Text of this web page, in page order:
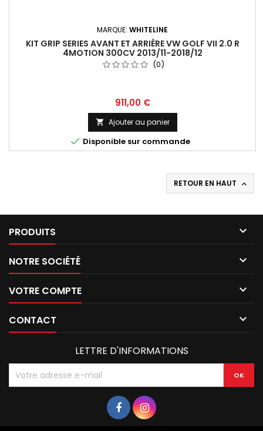
MARQUE: WHITELINE
KIT GRIP SERIES AVANT ET ARRIÈRE VW GOLF VII 2.0 R
4MOTION 300CV 2013/11-2018/12
(0)
Prix
911,00 €
 Ajouter au panier
 Disponible sur commande
RETOUR EN HAUT 
PRODUITS 
NOTRE SOCIÉTÉ 
VOTRE COMPTE 
CONTACT 
LETTRE D'INFORMATIONS